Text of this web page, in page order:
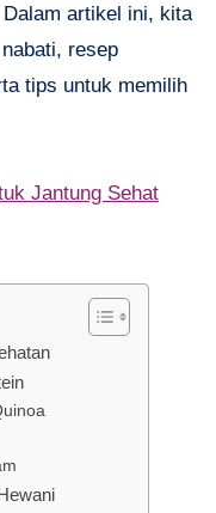
artikel ini, kita
resep
tips untuk memilih
Jantung Sehat